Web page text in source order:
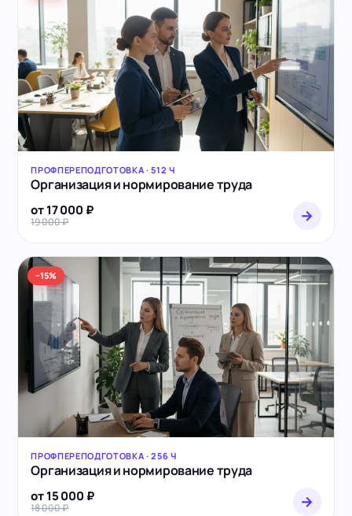
ПРОФПЕРЕПОДГОТОВКА · 512 Ч
Организация и нормирование труда
от 17 000 ₽
19 000 ₽ →
−15%
ПРОФПЕРЕПОДГОТОВКА · 256 Ч
Организация и нормирование труда
от 15 000 ₽
18 000 ₽ →